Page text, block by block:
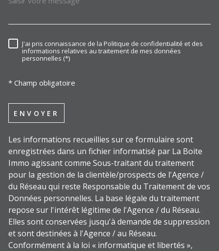
RÈGLEMENTATION
J'ai pris connaissance de la Politique de confidentialité et des
informations relatives au traitement de mes données
personnelles (*)
* Champ obligatoire
ENVOYER
Les informations recueillies sur ce formulaire sont
enregistrées dans un fichier informatisé par La Boite
Immo agissant comme Sous-traitant du traitement
pour la gestion de la clientèle/prospects de l'Agence /
du Réseau qui reste Responsable du Traitement de vos
Données personnelles. La base légale du traitement
repose sur l'intérêt légitime de l'Agence / du Réseau.
Elles sont conservées jusqu'à demande de suppression
et sont destinées à l'Agence / au Réseau.
Conformément à la loi « informatique et libertés »,